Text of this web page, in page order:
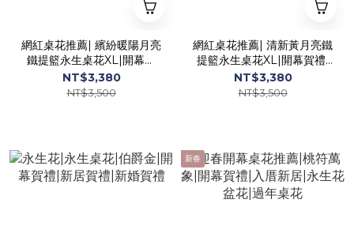
網紅桌花推薦| 繽紛暖陽月亮
鐵提籃永生桌花XL|開幕賀
禮|入厝新居|永生花盆花|過
年桌花|網紅桌花
NT$3,380
NT$3,500
網紅桌花推薦| 清新黃月亮鐵
提籃永生桌花XL|開幕賀禮|
入厝新居|永生花盆花|過年
桌花|網紅桌花
NT$3,380
NT$3,500
新春